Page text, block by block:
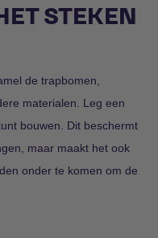
STEKEN
de trapbomen,
materialen. Leg een
bouwen. Dit beschermt
maar maakt het ook
onder te komen om de